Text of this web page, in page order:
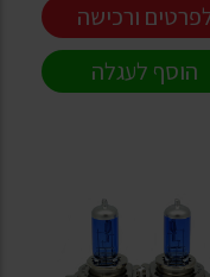
ורכישה
הוסף לעגלה